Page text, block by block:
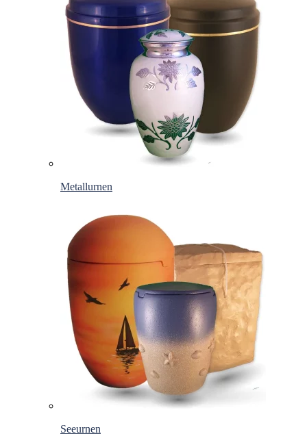
Metallurnen
Seeurnen